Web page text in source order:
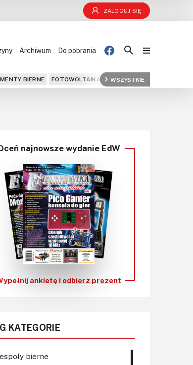
ZALOGUJ SIĘ
Archiwum Do pobrania
BIERNE FOTOWOLTAIKA FPGA GPS
WSZYSTKIE
Blog
DIY+
Czytelnia
Dla Ciebie
KITy AVT
Kontakt
Do pobrania
najnowsze wydanie EdW
ankietę i odbierz prezent
KATEGORIE
bierne